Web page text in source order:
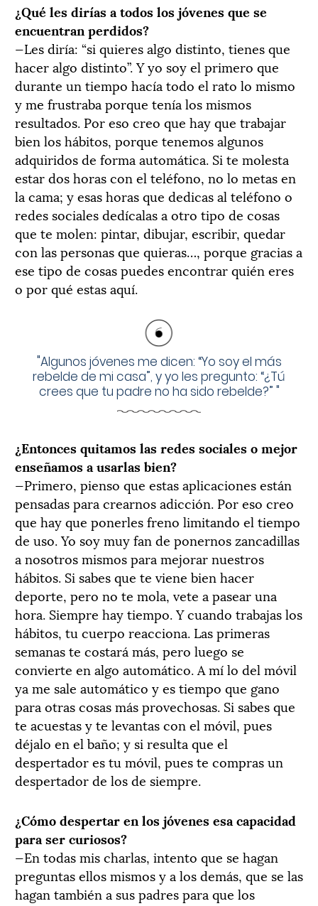
¿Qué les dirías a todos los jóvenes que se
encuentran perdidos?
—Les diría: “si quieres algo distinto, tienes que
hacer algo distinto”. Y yo soy el primero que
durante un tiempo hacía todo el rato lo mismo
y me frustraba porque tenía los mismos
resultados. Por eso creo que hay que trabajar
bien los hábitos, porque tenemos algunos
adquiridos de forma automática. Si te molesta
estar dos horas con el teléfono, no lo metas en
la cama; y esas horas que dedicas al teléfono o
redes sociales dedícalas a otro tipo de cosas
que te molen: pintar, dibujar, escribir, quedar
con las personas que quieras…, porque gracias a
ese tipo de cosas puedes encontrar quién eres
o por qué estas aquí.
"Algunos jóvenes me dicen: “Yo soy el más
rebelde de mi casa”, y yo les pregunto: “¿Tú
crees que tu padre no ha sido rebelde?” "
¿Entonces quitamos las redes sociales o mejor
enseñamos a usarlas bien?
—Primero, pienso que estas aplicaciones están
pensadas para crearnos adicción. Por eso creo
que hay que ponerles freno limitando el tiempo
de uso. Yo soy muy fan de ponernos zancadillas
a nosotros mismos para mejorar nuestros
hábitos. Si sabes que te viene bien hacer
deporte, pero no te mola, vete a pasear una
hora. Siempre hay tiempo. Y cuando trabajas los
hábitos, tu cuerpo reacciona. Las primeras
semanas te costará más, pero luego se
convierte en algo automático. A mí lo del móvil
ya me sale automático y es tiempo que gano
para otras cosas más provechosas. Si sabes que
te acuestas y te levantas con el móvil, pues
déjalo en el baño; y si resulta que el
despertador es tu móvil, pues te compras un
despertador de los de siempre.
¿Cómo despertar en los jóvenes esa capacidad
para ser curiosos?
—En todas mis charlas, intento que se hagan
preguntas ellos mismos y a los demás, que se las
hagan también a sus padres para que los